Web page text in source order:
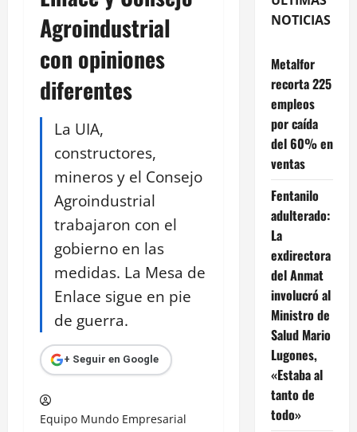
Agroindustrial
con opiniones
diferentes
La UIA,
constructores,
mineros y el Consejo
Agroindustrial
trabajaron con el
gobierno en las
medidas. La Mesa de
Enlace sigue en pie
de guerra.
+ Seguir en Google
Equipo Mundo Empresarial
NOTICIAS
Metalfor
recorta 225
empleos
por caída
del 60% en
ventas
Fentanilo
adulterado:
La
exdirectora
del Anmat
involucró al
Ministro de
Salud Mario
Lugones,
«Estaba al
tanto de
todo»